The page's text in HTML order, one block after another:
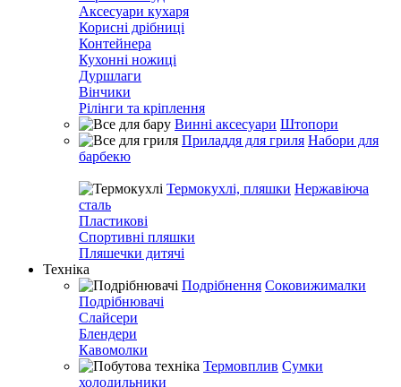
Аксесуари кухаря
Корисні дрібниці
Контейнера
Кухонні ножиці
Дуршлаги
Вінчики
Рілінги та кріплення
Винні аксесуари Штопори
Приладдя для гриля Набори для
барбекю
Термокухлі, пляшки Нержавіюча
сталь
Пластикові
Спортивні пляшки
Пляшечки дитячі
Техніка
Подрібнення Соковижималки
Подрібнювачі
Слайсери
Блендери
Кавомолки
Термовплив Сумки
холодильники